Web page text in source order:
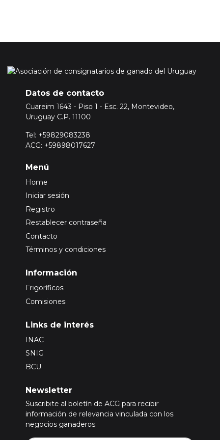
Datos de contacto
Cuareim 1643 - Piso 1 - Esc. 22, Montevideo,
Uruguay C.P. 11100
Tel: +59829083238
ACG: +59898017627
Menú
Home
Iniciar sesión
Registro
Restablecer contraseña
Contacto
Términos y condiciones
Información
Frigoríficos
Comisiones
Links de interés
INAC
SNIG
BCU
Newsletter
Suscribite al boletín de ACG para recibir
información de relevancia vinculada con los
negocios ganaderos.